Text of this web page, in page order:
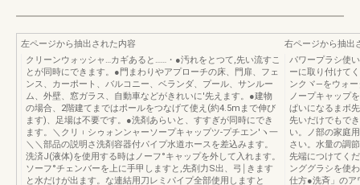
左ページから抽出された内容
クリーンウォッシャ…カギあると……・●汚れをとつて,先い流すこ
とが同時にできます。●門まわりやアプローチの床、門扉、フェ
ンス、カーポート、バルコニー、ベランダ、プール、サンルー
ム、外壁、窓ガラス、自動車などがきれいに'先えます。●建物
の場合、2階建てまではポールをつなげて使え(約4.5mまで伸び
ます)、足場は不要です。●洗剤あらいと、すすぎが同時にでき
ます。＼クリ︲シゥォンンャーソープキャップツ‐プチエン′ヽ一
＼＼部品の説明さ洗剤容器付パイプ水道ホースを差込みます。
洗済J(液体)を使用する時はノーフ°キャップを外して入れます。
ソーフ°チェンバーを上に手甲しますと,先剤力S出、弓￨きます
と水だけが出ます。な連結用刀レミパイプ全部使用しますと
右ページから抽出
パワープラシ使
ーに取り付けて
ンクヾ―をウォ
ノープキャップ
ぱいになるまボ
先いだけでもで
い。ノ部の家庭
さい。水量の調
先端につけてく
ンググラシを使
仕方●洗斉」のア